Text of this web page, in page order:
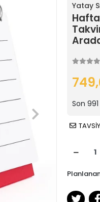
Yatay
Son 991